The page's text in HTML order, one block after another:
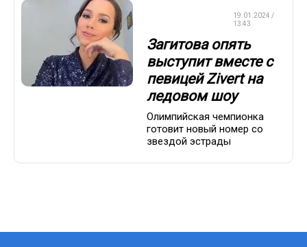
19.01.2024 /
13:43
Загитова опять
выступит вместе с
певицей Zivert на
ледовом шоу
Олимпийская чемпионка
готовит новый номер со
звездой эстрады